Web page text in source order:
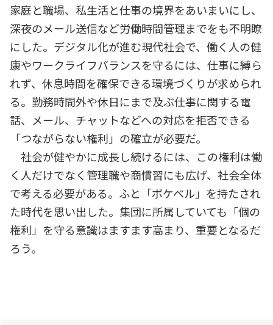
家庭と職場、私生活と仕事の境界をあいまいにし、
深夜のメール送信など労働時間管理までをも不明瞭
にした。デジタル化が進む現代社会で、働く人の健
康やワークライフバランスを守るには、仕事に縛ら
れず、休息時間を確保できる環境づくりが求められ
る。勤務時間外や休日にまで及ぶ仕事に関する電
話、メール、チャットなどへの対応を拒否できる
「つながらない権利」の確立が必要だ。
社会が健やかに成長し続けるには、この権利は働
く人だけでなく管理職や商慣習にも広げ、社会全体
で考える必要がある。ふと「ポケベル」を持たされ
た時代を思い出した。集団に所属していても「個の
権利」を守る意識はますます高まり、重要となるだ
ろう。